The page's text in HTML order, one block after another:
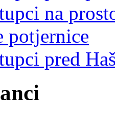
na
potjernice
pred